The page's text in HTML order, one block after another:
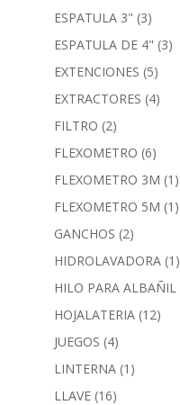
ESPATULA 3" (3)
ESPATULA DE 4" (3)
EXTENCIONES (5)
EXTRACTORES (4)
FILTRO (2)
FLEXOMETRO (6)
FLEXOMETRO 3M (1)
FLEXOMETRO 5M (1)
GANCHOS (2)
HIDROLAVADORA (1)
HILO PARA ALBAÑIL
HOJALATERIA (12)
JUEGOS (4)
LINTERNA (1)
LLAVE (16)